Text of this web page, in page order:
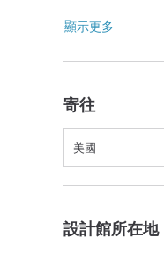
顯示更多
寄往
美國
設計館所在地